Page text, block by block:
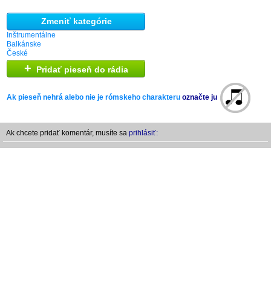
Zmeniť kategórie
Inštrumentálne
Balkánske
České
+ Pridať pieseň do rádia
Ak pieseň nehrá alebo nie je rómskeho charakteru označte ju
Ak chcete pridať komentár, musíte sa prihlásiť: